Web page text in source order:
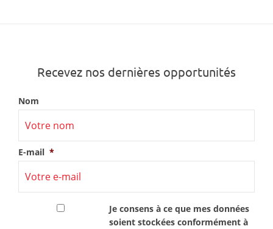
Recevez nos dernières opportunités
Nom
E-mail *
Je consens à ce que mes données
soient stockées conformément à